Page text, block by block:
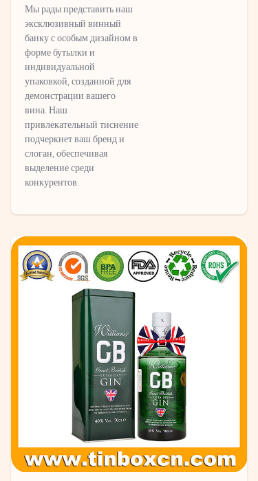
Мы рады представить наш
эксклюзивный винный
банку с особым дизайном в
форме бутылки и
индивидуальной
упаковкой, созданной для
демонстрации вашего
вина. Наш
привлекательный тиснение
подчеркнет ваш бренд и
слоган, обеспечивая
выделение среди
конкурентов.